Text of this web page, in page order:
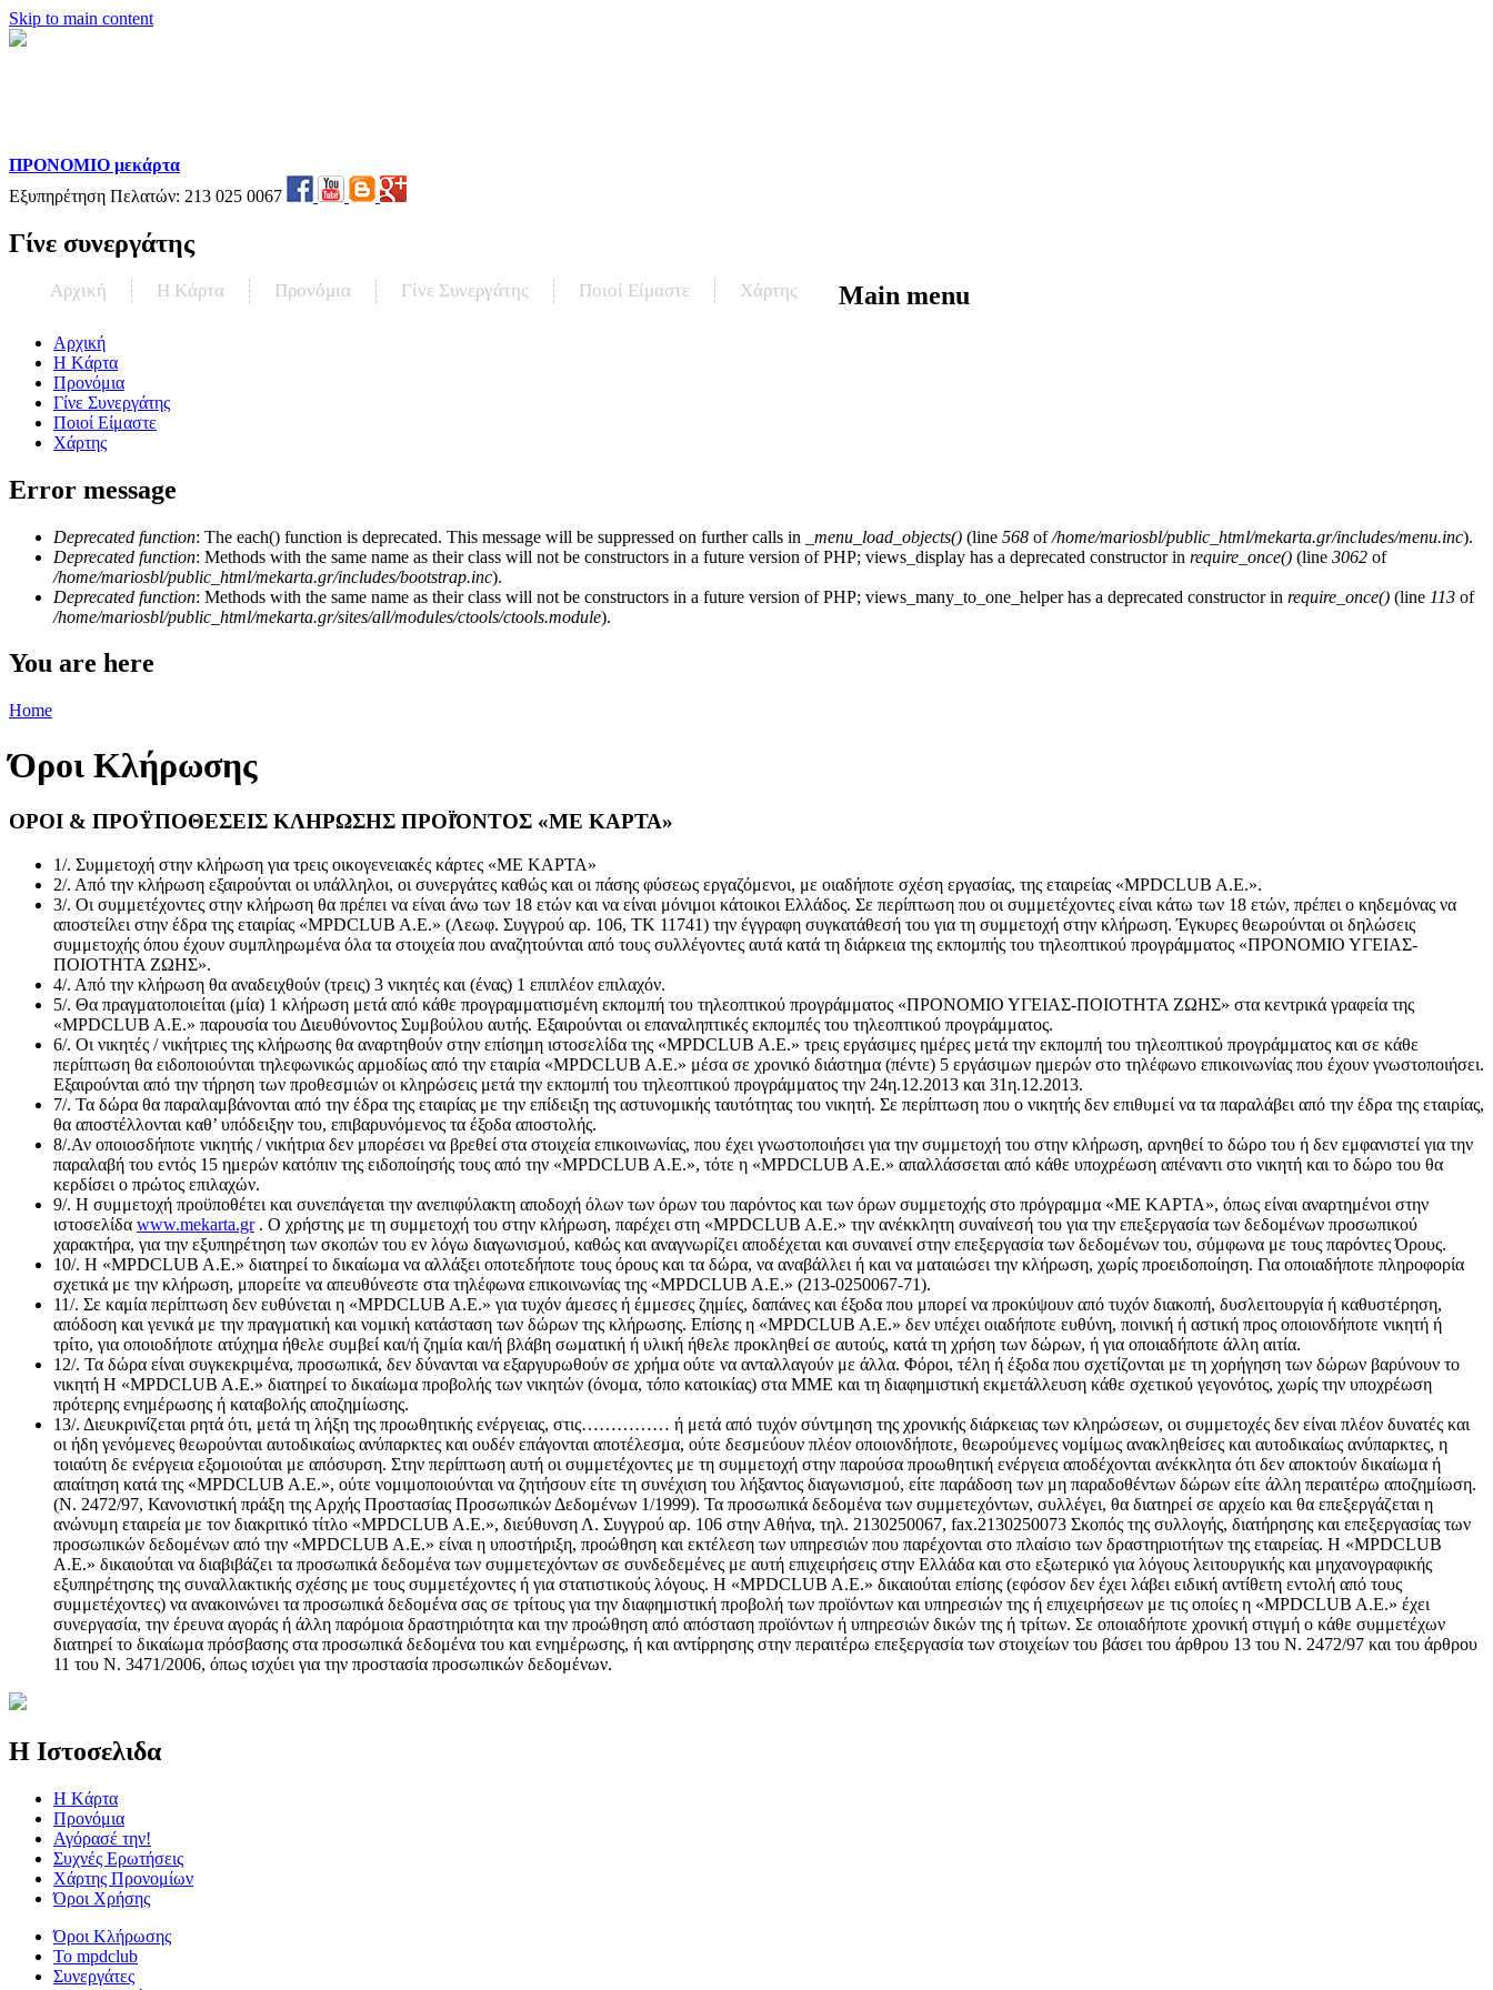
Skip to main content
ΠΡΟΝΟΜΙΟ μεκάρτα
Εξυπηρέτηση Πελατών: 213 025 0067
Γίνε συνεργάτης
Αρχική Η Kάρτα Προνόμια Γίνε Συνεργάτης Ποιοί Είμαστε Χάρτης Main menu
Αρχική
Η Kάρτα
Προνόμια
Γίνε Συνεργάτης
Ποιοί Είμαστε
Χάρτης
Error message
Deprecated function: The each() function is deprecated. This message will be suppressed on further calls in _menu_load_objects() (line 568 of/home/mariosbl/public_html/mekarta.gr/includes/menu.inc).
Deprecated function: Methods with the same name as their class will not be constructors in a future version of PHP; views_display has a deprecated constructor in require_once() (line 3062 of
/home/mariosbl/public_html/mekarta.gr/includes/bootstrap.inc).
Deprecated function: Methods with the same name as their class will not be constructors in a future version of PHP; views_many_to_one_helper has a deprecated constructor in require_once() (line 113 of
/home/mariosbl/public_html/mekarta.gr/sites/all/modules/ctools/ctools.module).
You are here
Home
Όροι Κλήρωσης
ΟΡΟΙ & ΠΡΟΫΠΟΘΕΣΕΙΣ ΚΛΗΡΩΣΗΣ ΠΡΟΪΌΝΤΟΣ «ΜΕ ΚΑΡΤΑ»
1/. Συμμετοχή στην κλήρωση για τρεις οικογενειακές κάρτες «ΜΕ ΚΑΡΤΑ»
2/. Από την κλήρωση εξαιρούνται οι υπάλληλοι, οι συνεργάτες καθώς και οι πάσης φύσεως εργαζόμενοι, με οιαδήποτε σχέση εργασίας, της εταιρείας «MPDCLUB A.E.».
3/. Οι συμμετέχοντες στην κλήρωση θα πρέπει να είναι άνω των 18 ετών και να είναι μόνιμοι κάτοικοι Ελλάδος. Σε περίπτωση που οι συμμετέχοντες είναι κάτω των 18 ετών, πρέπει ο κηδεμόνας να
αποστείλει στην έδρα της εταιρίας «MPDCLUB A.E.» (Λεωφ. Συγγρού αρ. 106, ΤΚ 11741) την έγγραφη συγκατάθεσή του για τη συμμετοχή στην κλήρωση. Έγκυρες θεωρούνται οι δηλώσεις
συμμετοχής όπου έχουν συμπληρωμένα όλα τα στοιχεία που αναζητούνται από τους συλλέγοντες αυτά κατά τη διάρκεια της εκπομπής του τηλεοπτικού προγράμματος «ΠΡΟΝΟΜΙΟ ΥΓΕΙΑΣ-
ΠΟΙΟΤΗΤΑ ΖΩΗΣ».
4/. Από την κλήρωση θα αναδειχθούν (τρεις) 3 νικητές και (ένας) 1 επιπλέον επιλαχόν.
5/. Θα πραγματοποιείται (μία) 1 κλήρωση μετά από κάθε προγραμματισμένη εκπομπή του τηλεοπτικού προγράμματος «ΠΡΟΝΟΜΙΟ ΥΓΕΙΑΣ-ΠΟΙΟΤΗΤΑ ΖΩΗΣ» στα κεντρικά γραφεία της
«MPDCLUB A.E.» παρουσία του Διευθύνοντος Συμβούλου αυτής. Εξαιρούνται οι επαναληπτικές εκπομπές του τηλεοπτικού προγράμματος.
6/. Οι νικητές / νικήτριες της κλήρωσης θα αναρτηθούν στην επίσημη ιστοσελίδα της «ΜPDCLUB A.E.» τρεις εργάσιμες ημέρες μετά την εκπομπή του τηλεοπτικού προγράμματος και σε κάθε
περίπτωση θα ειδοποιούνται τηλεφωνικώς αρμοδίως από την εταιρία «MPDCLUB A.E.» μέσα σε χρονικό διάστημα (πέντε) 5 εργάσιμων ημερών στο τηλέφωνο επικοινωνίας που έχουν γνωστοποιήσει.
Εξαιρούνται από την τήρηση των προθεσμιών οι κληρώσεις μετά την εκπομπή του τηλεοπτικού προγράμματος την 24η.12.2013 και 31η.12.2013.
7/. Τα δώρα θα παραλαμβάνονται από την έδρα της εταιρίας με την επίδειξη της αστυνομικής ταυτότητας του νικητή. Σε περίπτωση που ο νικητής δεν επιθυμεί να τα παραλάβει από την έδρα της εταιρίας,
θα αποστέλλονται καθ’ υπόδειξην του, επιβαρυνόμενος τα έξοδα αποστολής.
8/.Αν οποιοσδήποτε νικητής / νικήτρια δεν μπορέσει να βρεθεί στα στοιχεία επικοινωνίας, που έχει γνωστοποιήσει για την συμμετοχή του στην κλήρωση, αρνηθεί το δώρο του ή δεν εμφανιστεί για την
παραλαβή του εντός 15 ημερών κατόπιν της ειδοποίησής τους από την «MPDCLUB A.E.», τότε η «MPDCLUB A.E.» απαλλάσσεται από κάθε υποχρέωση απέναντι στο νικητή και το δώρο του θα
κερδίσει ο πρώτος επιλαχών.
9/. Η συμμετοχή προϋποθέτει και συνεπάγεται την ανεπιφύλακτη αποδοχή όλων των όρων του παρόντος και των όρων συμμετοχής στο πρόγραμμα «ΜΕ ΚΑΡΤΑ», όπως είναι αναρτημένοι στην
ιστοσελίδα www.mekarta.gr. Ο χρήστης με τη συμμετοχή του στην κλήρωση, παρέχει στη «MPDCLUB A.E.» την ανέκκλητη συναίνεσή του για την επεξεργασία των δεδομένων προσωπικού
χαρακτήρα, για την εξυπηρέτηση των σκοπών του εν λόγω διαγωνισμού, καθώς και αναγνωρίζει αποδέχεται και συναινεί στην επεξεργασία των δεδομένων του, σύμφωνα με τους παρόντες Όρους.
10/. Η «MPDCLUB A.E.» διατηρεί το δικαίωμα να αλλάξει οποτεδήποτε τους όρους και τα δώρα, να αναβάλλει ή και να ματαιώσει την κλήρωση, χωρίς προειδοποίηση. Για οποιαδήποτε πληροφορία
σχετικά με την κλήρωση, μπορείτε να απευθύνεστε στα τηλέφωνα επικοινωνίας της «MPDCLUB A.E.» (213-0250067-71).
11/. Σε καμία περίπτωση δεν ευθύνεται η «MPDCLUB A.E.» για τυχόν άμεσες ή έμμεσες ζημίες, δαπάνες και έξοδα που μπορεί να προκύψουν από τυχόν διακοπή, δυσλειτουργία ή καθυστέρηση,
απόδοση και γενικά με την πραγματική και νομική κατάσταση των δώρων της κλήρωσης. Επίσης η «MPDCLUB A.E.» δεν υπέχει οιαδήποτε ευθύνη, ποινική ή αστική προς οποιονδήποτε νικητή ή
τρίτο, για οποιοδήποτε ατύχημα ήθελε συμβεί και/ή ζημία και/ή βλάβη σωματική ή υλική ήθελε προκληθεί σε αυτούς, κατά τη χρήση των δώρων, ή για οποιαδήποτε άλλη αιτία.
12/. Τα δώρα είναι συγκεκριμένα, προσωπικά, δεν δύνανται να εξαργυρωθούν σε χρήμα ούτε να ανταλλαγούν με άλλα. Φόροι, τέλη ή έξοδα που σχετίζονται με τη χορήγηση των δώρων βαρύνουν το
νικητή Η «MPDCLUB A.E.» διατηρεί το δικαίωμα προβολής των νικητών (όνομα, τόπο κατοικίας) στα ΜΜΕ και τη διαφημιστική εκμετάλλευση κάθε σχετικού γεγονότος, χωρίς την υποχρέωση
πρότερης ενημέρωσης ή καταβολής αποζημίωσης.
13/. Διευκρινίζεται ρητά ότι, μετά τη λήξη της προωθητικής ενέργειας, στις…………… ή μετά από τυχόν σύντμηση της χρονικής διάρκειας των κληρώσεων, οι συμμετοχές δεν είναι πλέον δυνατές και
οι ήδη γενόμενες θεωρούνται αυτοδικαίως ανύπαρκτες και ουδέν επάγονται αποτέλεσμα, ούτε δεσμεύουν πλέον οποιονδήποτε, θεωρούμενες νομίμως ανακληθείσες και αυτοδικαίως ανύπαρκτες, η
τοιαύτη δε ενέργεια εξομοιούται με απόσυρση. Στην περίπτωση αυτή οι συμμετέχοντες με τη συμμετοχή στην παρούσα προωθητική ενέργεια αποδέχονται ανέκκλητα ότι δεν αποκτούν δικαίωμα ή
απαίτηση κατά της «MPDCLUB A.E.», ούτε νομιμοποιούνται να ζητήσουν είτε τη συνέχιση του λήξαντος διαγωνισμού, είτε παράδοση των μη παραδοθέντων δώρων είτε άλλη περαιτέρω αποζημίωση.
(Ν. 2472/97, Κανονιστική πράξη της Αρχής Προστασίας Προσωπικών Δεδομένων 1/1999). Τα προσωπικά δεδομένα των συμμετεχόντων, συλλέγει, θα διατηρεί σε αρχείο και θα επεξεργάζεται η
ανώνυμη εταιρεία με τον διακριτικό τίτλο «MPDCLUB A.E.», διεύθυνση Λ. Συγγρού αρ. 106 στην Αθήνα, τηλ. 2130250067, fax.2130250073 Σκοπός της συλλογής, διατήρησης και επεξεργασίας των
προσωπικών δεδομένων από την «MPDCLUB A.E.» είναι η υποστήριξη, προώθηση και εκτέλεση των υπηρεσιών που παρέχονται στο πλαίσιο των δραστηριοτήτων της εταιρείας. Η «MPDCLUB
A.E.» δικαιούται να διαβιβάζει τα προσωπικά δεδομένα των συμμετεχόντων σε συνδεδεμένες με αυτή επιχειρήσεις στην Ελλάδα και στο εξωτερικό για λόγους λειτουργικής και μηχανογραφικής
εξυπηρέτησης της συναλλακτικής σχέσης με τους συμμετέχοντες ή για στατιστικούς λόγους. Η «MPDCLUB A.E.» δικαιούται επίσης (εφόσον δεν έχει λάβει ειδική αντίθετη εντολή από τους
συμμετέχοντες) να ανακοινώνει τα προσωπικά δεδομένα σας σε τρίτους για την διαφημιστική προβολή των προϊόντων και υπηρεσιών της ή επιχειρήσεων με τις οποίες η «MPDCLUB A.E.» έχει
συνεργασία, την έρευνα αγοράς ή άλλη παρόμοια δραστηριότητα και την προώθηση από απόσταση προϊόντων ή υπηρεσιών δικών της ή τρίτων. Σε οποιαδήποτε χρονική στιγμή ο κάθε συμμετέχων
διατηρεί το δικαίωμα πρόσβασης στα προσωπικά δεδομένα του και ενημέρωσης, ή και αντίρρησης στην περαιτέρω επεξεργασία των στοιχείων του βάσει του άρθρου 13 του Ν. 2472/97 και του άρθρου
11 του Ν. 3471/2006, όπως ισχύει για την προστασία προσωπικών δεδομένων.
Η Ιστοσελιδα
Η Kάρτα
Προνόμια
Αγόρασέ την!
Συχνές Ερωτήσεις
Χάρτης Προνομίων
Όροι Χρήσης
Όροι Κλήρωσης
To mpdclub
Συνεργάτες